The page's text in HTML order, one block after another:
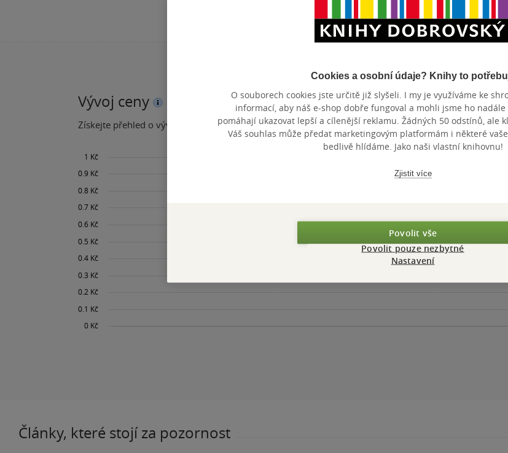
Vývoj ceny
Získejte přehled o vývoji ceny za posledních 60 dní.
Články, které stojí za pozornost
Cookies a osobní údaje? Knihy to
O souborech cookies jste určitě již slyšeli. I my je využíváme ke
informací, aby náš e-shop dobře fungoval a mohli jsme ho nadále
pomáhají ukazovat lepší a cílenější reklamu. Žádných 50 odstínů, ale
Váš souhlas může předat marketingovým platformám i některé
bedlivě hlídáme. Jako naši vlastní knihovnu!
Zjistit více
Povolit vše
Povolit pouze nezbytné
Nastavení